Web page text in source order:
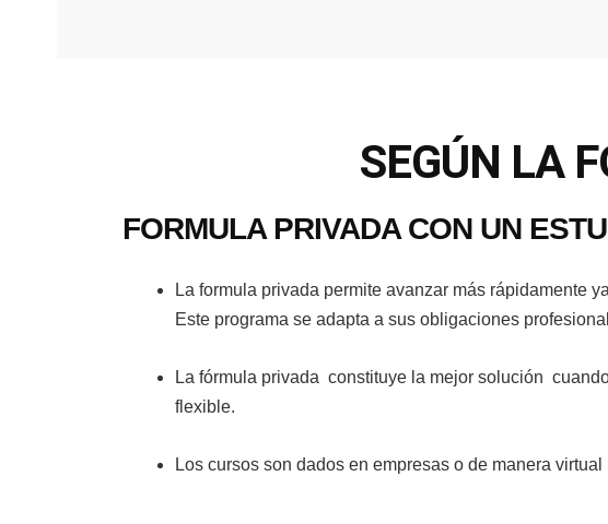
SEGÚN LA
FORMULA PRIVADA CON UN
La formula privada permite avanzar más rápidamente
Este programa se adapta a sus obligaciones
La fórmula privada constituye la mejor solución
flexible.
Los cursos son dados en empresas o de manera virtual